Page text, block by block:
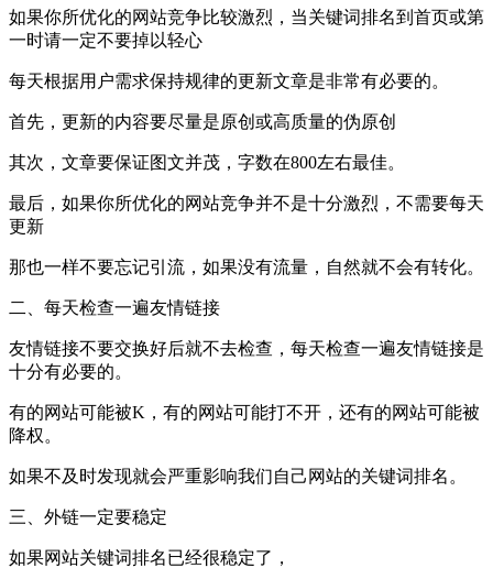
如果你所优化的网站竞争比较激烈，当关键词排名到首页或第
一时请一定不要掉以轻心
每天根据用户需求保持规律的更新文章是非常有必要的。
首先，更新的内容要尽量是原创或高质量的伪原创
其次，文章要保证图文并茂，字数在800左右最佳。
最后，如果你所优化的网站竞争并不是十分激烈，不需要每天
更新
那也一样不要忘记引流，如果没有流量，自然就不会有转化。
二、每天检查一遍友情链接
友情链接不要交换好后就不去检查，每天检查一遍友情链接是
十分有必要的。
有的网站可能被K，有的网站可能打不开，还有的网站可能被
降权。
如果不及时发现就会严重影响我们自己网站的关键词排名。
三、外链一定要稳定
如果网站关键词排名已经很稳定了，